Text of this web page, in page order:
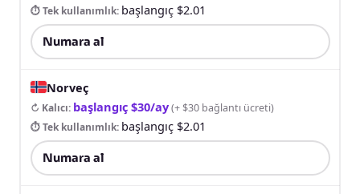
⏱ Tek kullanımlık: başlangıç $2.01
Numara al
Norveç
↻ Kalıcı: başlangıç $30/ay(+ $30 bağlantı ücreti)
⏱ Tek kullanımlık: başlangıç $2.01
Numara al